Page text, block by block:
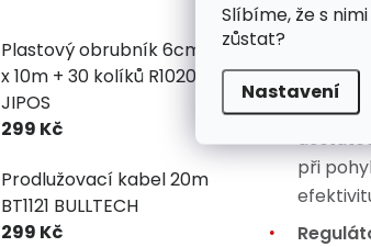
Slíbíme, že s
zůstat?
Nastavení
Plastový obrubník 6cm
x 10m + 30 kolíků R1020
JIPOS
299 Kč
Prodlužovací kabel 20m
BT1121 BULLTECH
299 Kč
Hadice:
hadice
při